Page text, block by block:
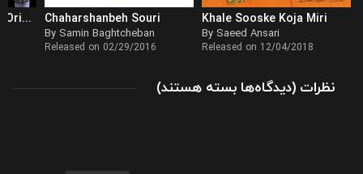
Khale Sooske Koja Miri
By Saeed Ansari
Released on 12/04/2018
Chaharshanbeh Souri
By Samin Baghtcheban
Released on 02/29/2016
TROLLS: World Tour (Original Motion Picture Soundtrack)
( دیدگاه‌ها
برای بسته هستند ) نظرات